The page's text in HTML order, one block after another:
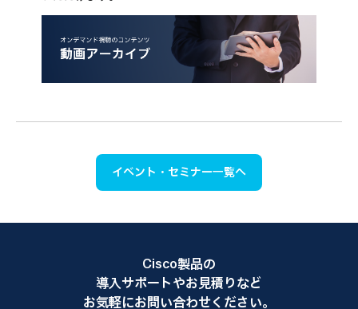
イベント・セミナー一覧へ
Cisco製品の
導入サポートやお見積りなど
お気軽にお問い合わせください。